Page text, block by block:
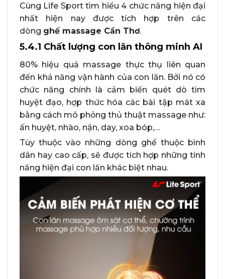
Cùng Life Sport tìm hiểu 4 chức năng hiện đại
nhất hiện nay được tích hợp trên các
dòng ghế massage Cần Thơ.
5.4.1 Chất lượng con lăn thông minh AI
80% hiệu quả massage thực thụ liên quan
đến khả năng vận hành của con lăn. Bởi nó có
chức năng chính là cảm biến quét dò tìm
huyệt đạo, hợp thức hóa các bài tập mát xa
bằng cách mô phỏng thủ thuật massage như:
ấn huyệt, nhào, nặn, day, xoa bóp,…
Tùy thuộc vào những dòng ghế thuộc bình
dân hay cao cấp, sẽ được tích hợp những tính
năng hiện đại con lăn khác biệt nhau.